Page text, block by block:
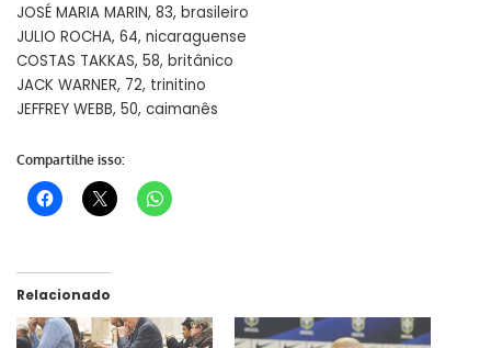
JOSÉ MARIA MARIN, 83, brasileiro
JULIO ROCHA, 64, nicaraguense
COSTAS TAKKAS, 58, britânico
JACK WARNER, 72, trinitino
JEFFREY WEBB, 50, caimanês
Compartilhe isso:
Relacionado